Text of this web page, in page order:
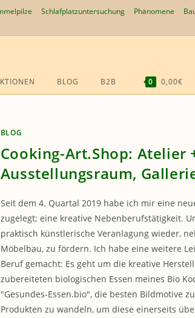
Schlafplatzuntersuchung Phänomene
BLOG B2B 0 0,00€
BLOG
Cooking-Art.Shop: Atelier
Ausstellungsraum,
Seit dem 4. Quartal 2019 habe ich mir eine
zugelegt; eine kreative Nebenberufstätigkeit.
praktisch künstlerische Veranlagung wieder,
Möbelbau, zu fördern. Ich habe eine weitere
Beruf gemacht: Es geht um die kreative
zubereiteten biologischen Essen meines Bio
"Gesundes-Essen.bio", die besten Bildmotive
Produkten zu wandeln, um diese einerseits